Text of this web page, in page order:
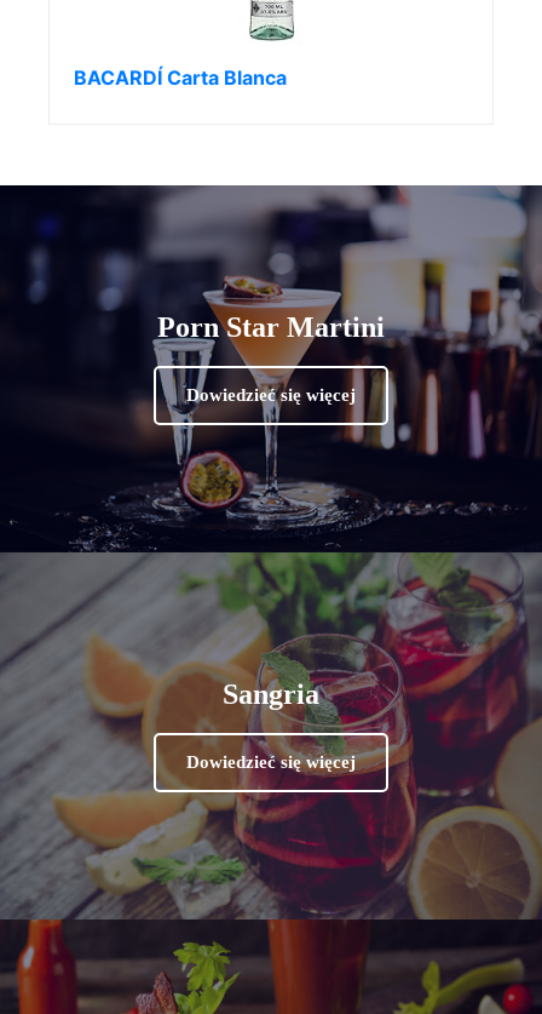
BACARDÍ Carta Blanca
Porn Star Martini
Dowiedzieć się więcej
Sangria
Dowiedzieć się więcej